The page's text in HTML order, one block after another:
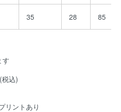
35 28 85
す
込)
リントあり